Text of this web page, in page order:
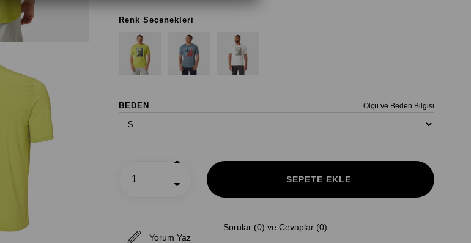
Renk Seçenekleri
Ölçü ve Beden Bilgisi
BEDEN
Yorum Yaz
Sorular (0) ve Cevaplar (0)